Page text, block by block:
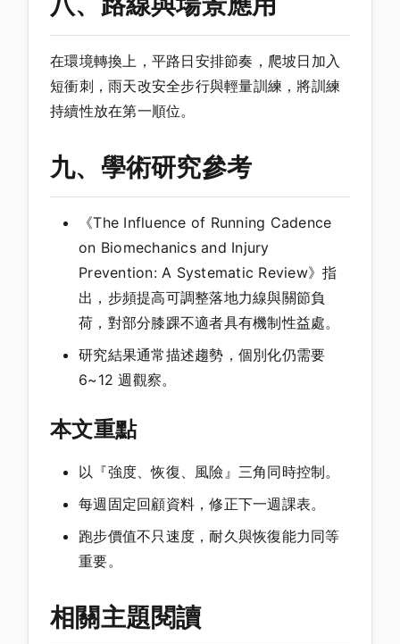
在環境轉換上，平路日安排節奏，爬坡日加入
短衝刺，雨天改安全步行與輕量訓練，將訓練
持續性放在第一順位。
九、學術研究參考
《The Influence of Running Cadence
on Biomechanics and Injury
Prevention: A Systematic Review》指
出，步頻提高可調整落地力線與關節負
荷，對部分膝踝不適者具有機制性益處。
研究結果通常描述趨勢，個別化仍需要
6~12 週觀察。
本文重點
以『強度、恢復、風險』三角同時控制。
每週固定回顧資料，修正下一週課表。
跑步價值不只速度，耐久與恢復能力同等
重要。
相關主題閱讀